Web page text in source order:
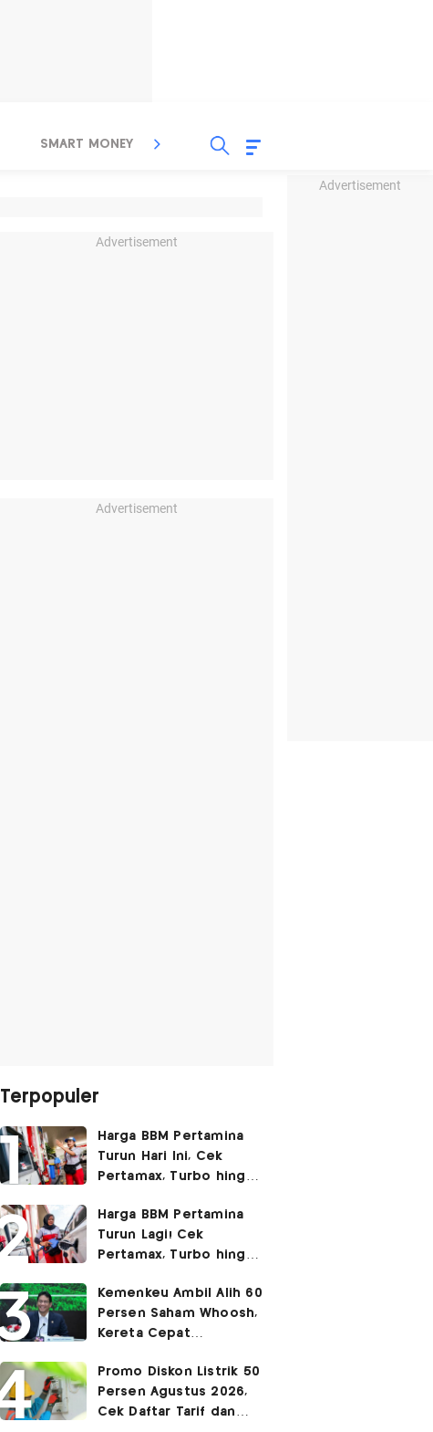
Advertisement
SMART MONEY INSPIRASI BISNIS
Advertisement
Advertisement
Terpopuler
Harga BBM Pertamina
Turun Hari Ini, Cek
Pertamax, Turbo hingga
2026
Harga BBM Pertamina
Turun Lagi! Cek
Pertamax, Turbo hingga
Agustus 2026
Kemenkeu Ambil Alih 60
Persen Saham Whoosh,
Kereta Cepat
Surabaya
Promo Diskon Listrik 50
Persen Agustus 2026,
Cek Daftar Tarif dan